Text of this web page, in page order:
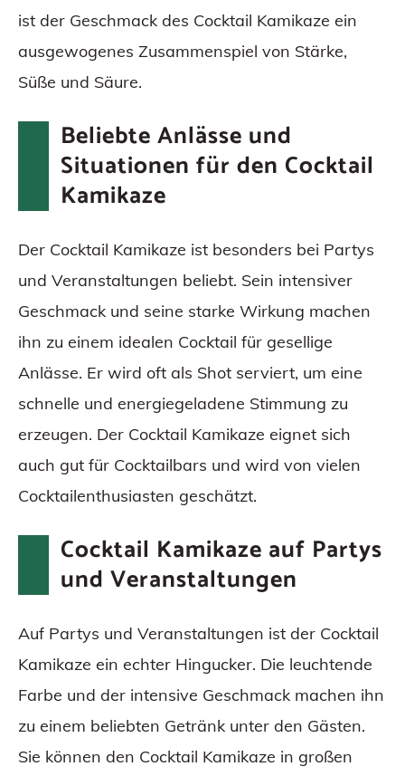
ist der Geschmack des Cocktail Kamikaze ein
ausgewogenes Zusammenspiel von Stärke,
Süße und Säure.
Beliebte Anlässe und
Situationen für den Cocktail
Kamikaze
Der Cocktail Kamikaze ist besonders bei Partys
und Veranstaltungen beliebt. Sein intensiver
Geschmack und seine starke Wirkung machen
ihn zu einem idealen Cocktail für gesellige
Anlässe. Er wird oft als Shot serviert, um eine
schnelle und energiegeladene Stimmung zu
erzeugen. Der Cocktail Kamikaze eignet sich
auch gut für Cocktailbars und wird von vielen
Cocktailenthusiasten geschätzt.
Cocktail Kamikaze auf Partys
und Veranstaltungen
Auf Partys und Veranstaltungen ist der Cocktail
Kamikaze ein echter Hingucker. Die leuchtende
Farbe und der intensive Geschmack machen ihn
zu einem beliebten Getränk unter den Gästen.
Sie können den Cocktail Kamikaze in großen